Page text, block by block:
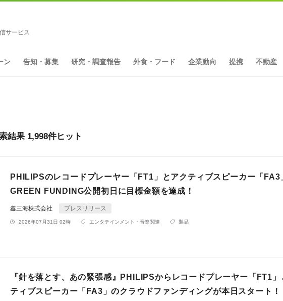
サービス
ン 告知・募集 研究・調査報告 外食・フード 企業動向 提携 不動産
結果 1,998件ヒット
PHILIPSのレコードプレーヤー「FT1」とアクティブスピーカー「FA3
GREEN FUNDING公開初日に目標金額を達成！
鑫三海株式会社 プレスリリース
2026年07月31日 02時 エンタテインメント・音楽関連 製品
『針を落とす、あの緊張感』PHILIPSからレコードプレーヤー「FT1」
ティブスピーカー「FA3」のクラウドファンディングが本日スタート！